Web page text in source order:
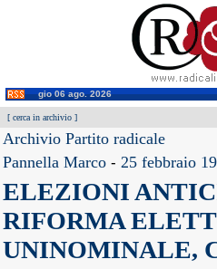
gio 06 ago. 2026
[ cerca in archivio ]
Archivio Partito radicale
Pannella Marco - 25 febbraio
ELEZIONI
RIFORMA
UNINOMINALE,